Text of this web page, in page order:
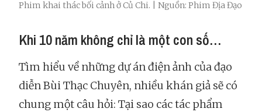
Phim khai thác bối cảnh ở Củ Chi. | Nguồn: Phim Địa Đạo
Khi 10 năm không chỉ là một con số…
Tìm hiểu về những dự án điện ảnh của đạo
diễn Bùi Thạc Chuyên, nhiều khán giả sẽ có
chung một câu hỏi: Tại sao các tác phẩm